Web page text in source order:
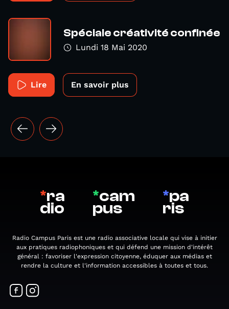
Spéciale créativité confinée
Lundi 18 Mai 2020
Lire En savoir plus
*ra
dio
*cam
pus
*pa
ris
Radio Campus Paris est une radio associative locale qui vise à initier
aux pratiques radiophoniques et qui défend une mission d'intérêt
général : favoriser l'expression citoyenne, éduquer aux médias et
rendre la culture et l'information accessibles à toutes et tous.